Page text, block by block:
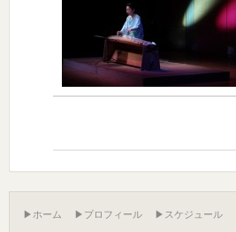
▶ホーム ▶プロフィール ▶スケジュール